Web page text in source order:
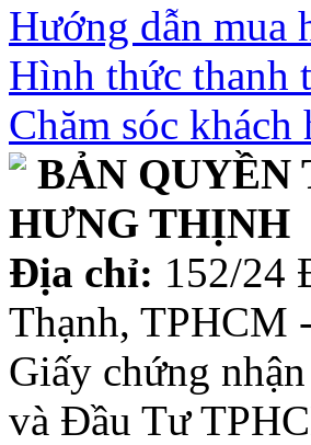
Hướng dẫn mua
Hình thức thanh
Chăm sóc khách
BẢN QUYỀN
HƯNG THỊNH
Địa chỉ: 152/24
Thạnh, TPHCM -
Giấy chứng
và Đầu Tư